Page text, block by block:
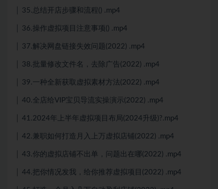
│ 35.总结开店步骤和流程() .mp4
│ 36.操作虚拟项目注意事项() .mp4
│ 37.解决网盘链接失效问题(2022) .mp4
│ 38.批量修改文件名，去除广告(2022) .mp4
│ 39.一种全新获取虚拟素材方法(2022) .mp4
│ 40.全店给VIP宝贝导流实操演示(2022) .mp4
│ 41.2024年上半年虚拟项目布局(2024升级)?.mp4
│ 42.兼职如何打造月入上万虚拟店铺(2022) .mp4
│ 43.你的虚拟店铺不出单，问题出在哪(2022) .mp4
│ 44.把你情况发我，给你推荐虚拟项目(2022) .mp4